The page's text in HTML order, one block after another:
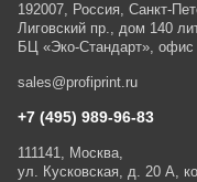
192007, Россия, Санкт-
Лиговский пр., дом 140
БЦ «Эко-Стандарт»,
sales@profiprint.ru
+7 (495) 989-96-83
111141, Москва,
ул. Кусковская, д. 20 А,